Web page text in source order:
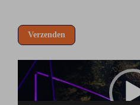
Verzenden
Videospeler